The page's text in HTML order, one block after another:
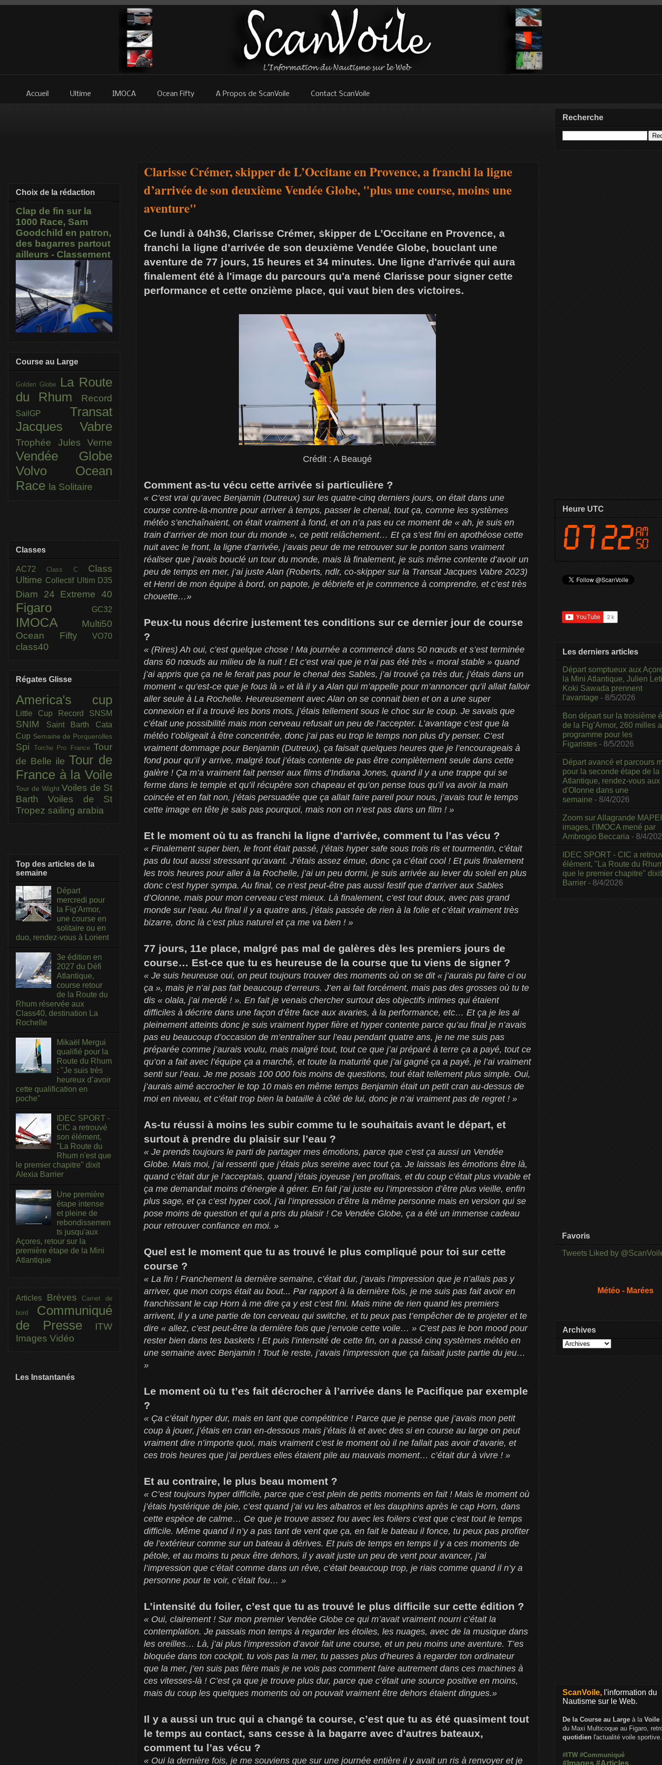
Accueil Ultime IMOCA Ocean Fifty A Propos de ScanVoile Contact ScanVoile
Clarisse Crémer, skipper de L’Occitane en Provence, a franchi la ligne
d’arrivée de son deuxième Vendée Globe, "plus une course, moins une
aventure"
Ce lundi à 04h36, Clarisse Crémer, skipper de L’Occitane en Provence, a
franchi la ligne d’arrivée de son deuxième Vendée Globe, bouclant une
aventure de 77 jours, 15 heures et 34 minutes. Une ligne d'arrivée qui aura
finalement été à l'image du parcours qu'a mené Clarisse pour signer cette
performance et cette onzième place, qui vaut bien des victoires.
Crédit : A Beaugé
Comment as-tu vécu cette arrivée si particulière ?
« C’est vrai qu’avec Benjamin (Dutreux) sur les quatre-cinq derniers jours, on était dans une
course contre-la-montre pour arriver à temps, passer le chenal, tout ça, comme les systèmes
météo s’enchaînaient, on était vraiment à fond, et on n’a pas eu ce moment de « ah, je suis en
train d’arriver de mon tour du monde », ce petit relâchement… Et ça s’est fini en apothéose cette
nuit avec le front, la ligne d’arrivée, j’avais peur de me retrouver sur le ponton sans vraiment
réaliser que j’avais bouclé un tour du monde, mais là finalement, je suis même contente d’avoir un
peu de temps en mer, j’ai juste Alan (Roberts, ndlr, co-skipper sur la Transat Jacques Vabre 2023)
et Henri de mon équipe à bord, on papote, je débriefe et je commence à comprendre, et c’est très
chouette…»
Peux-tu nous décrire justement tes conditions sur ce dernier jour de course
?
« (Rires) Ah oui, c’est quelque chose ! Ma journée a commencé dans 50 nœuds et s’est terminée
dans 60 nœuds au milieu de la nuit ! Et c’est vrai que je n’ai pas été très « moral stable » quand
j’ai appris que ça ne le ferait pas pour le chenal des Sables, j’ai trouvé ça très dur, j’étais dans un
moment « qu’est-ce que je fous là » et là il y a Alan qui m’appelle pour m’annoncer qu’il allait falloir
aller seule à La Rochelle. Heureusement avec Alan on se connait bien et on a une super
connexion et il a trouvé les bons mots, j’étais tellement sous le choc sur le coup. Je savais que
c’était une possibilité mais mon cerveau refusait un peu de l’accepter. L’avantage c’est que la
météo t’obligeait à être concentrée, donc j’ai pas eu trop le temps non plus d’y penser. C’est
vraiment dommage pour Benjamin (Dutreux), ça faisait quelques heures que je l’encourageais à
fond pour qu’il y arrive, malgré tout j’étais contente de pas être complètement seule dans cette
galère ! Ça m’a vraiment fait penser aux films d’Indiana Jones, quand il y a une trappe qui se
ferme dans le temple et qu’il récupère son chapeau et qu’on pense tous qu’il va avoir la main
coincée et en fait non, j’étais persuadée que ça allait faire pareil pour nous, j’avais tout le temps
cette image en tête je sais pas pourquoi, mais non on n’est pas dans un film ! »
Et le moment où tu as franchi la ligne d’arrivée, comment tu l’as vécu ?
« Finalement super bien, le front était passé, j’étais hyper safe sous trois ris et tourmentin, c’était
pas du tout aussi stressant qu’avant. J’étais assez émue, donc ça c’était cool ! Et puis finalement
les trois heures pour aller à la Rochelle, j’ai un peu dormi, je suis arrivée au lever du soleil en plus
donc c’est hyper sympa. Au final, ce n’est peut-être pas aussi festif que d’arriver aux Sables
d’Olonne, mais pour mon cerveau c’est mieux. Là finalement, c’est tout doux, avec pas grand
monde sur l’eau. Au final il y a quatre ans, j’étais passée de rien à la folie et c’était vraiment très
bizarre, donc là c’est plus naturel et ça me va bien ! »
77 jours, 11e place, malgré pas mal de galères dès les premiers jours de
course… Est-ce que tu es heureuse de la course que tu viens de signer ?
« Je suis heureuse oui, on peut toujours trouver des moments où on se dit « j’aurais pu faire ci ou
ça », mais je n’ai pas fait beaucoup d’erreurs. J’en ai fait forcément, mais pas des grosses où tu te
dis « olala, j’ai merdé ! ». En fait je venais chercher surtout des objectifs intimes qui étaient
difficiles à décrire dans une façon d’être face aux avaries, à la performance, etc… Et ça je les ai
pleinement atteints donc je suis vraiment hyper fière et hyper contente parce qu’au final je n’avais
pas eu beaucoup d’occasion de m’entraîner sur l’eau pendant quatre ans, je ne me suis pas
préparée comme j’aurais voulu, mais malgré tout, tout ce que j’ai préparé à terre ça a payé, tout ce
qu’on a fait avec l’équipe ça a marché, et toute la maturité que j’ai gagné ça a payé, je l’ai vraiment
senti sur l’eau. Je me posais 100 000 fois moins de questions, tout était tellement plus simple. Oui,
j’aurais aimé accrocher le top 10 mais en même temps Benjamin était un petit cran au-dessus de
moi en niveau, et c’était trop bien la bataille à côté de lui, donc je n’ai vraiment pas de regret ! »
As-tu réussi à moins les subir comme tu le souhaitais avant le départ, et
surtout à prendre du plaisir sur l’eau ?
« Je prends toujours le parti de partager mes émotions, parce que c’est ça aussi un Vendée
Globe. Mais moi, j’ai ressenti que j’étais plus sereine avec tout ça. Je laissais les émotions être là,
quand c’était dur je l’acceptais, quand j’étais joyeuse j’en profitais, et du coup c’était plus vivable et
ça me demandait moins d’énergie à gérer. En fait j’ai juste eu l’impression d’être plus vieille, enfin
plus sage, et ça c’est hyper cool, j’ai l’impression d’être la même personne mais en version qui se
pose moins de question et qui a pris du plaisir ! Ce Vendée Globe, ça a été un immense cadeau
pour retrouver confiance en moi. »
Quel est le moment que tu as trouvé le plus compliqué pour toi sur cette
course ?
« La fin ! Franchement la dernière semaine, c’était dur, j’avais l’impression que je n’allais pas y
arriver, que mon corps était au bout... Par rapport à la dernière fois, je me suis pas fait avoir en
franchissant le cap Horn à me dire ça y est c’est fini. Mais mine de rien quand les premiers
arrivent, il y a une partie de ton cerveau qui switche, et tu peux pas t’empêcher de te projeter et te
dire « allez, c’est peut-être la dernière fois que j’envoie cette voile… » C’est pas le bon mood pour
rester bien dans tes baskets ! Et puis l’intensité de cette fin, on a passé cinq systèmes météo en
une semaine avec Benjamin ! Tout le reste, j’avais l’impression que ça faisait juste partie du jeu…
»
Le moment où tu t’es fait décrocher à l’arrivée dans le Pacifique par exemple
?
« Ça c’était hyper dur, mais en tant que compétitrice ! Parce que je pense que j’avais mon petit
coup à jouer, j’étais en cran en-dessous mais j’étais là et avec des si en course au large on peut
vraiment dire n’importe quoi, mais vraiment c’est le moment où il ne fallait pas avoir d’avarie, et
ces trois heures que j’ai perdues elles étaient pile au mauvais moment… c’était dur à vivre ! »
Et au contraire, le plus beau moment ?
« C’est toujours hyper difficile, parce que c’est plein de petits moments en fait ! Mais le moment où
j’étais hystérique de joie, c’est quand j’ai vu les albatros et les dauphins après le cap Horn, dans
cette espèce de calme… Ce que je trouve assez fou avec les foilers c’est que c’est tout le temps
difficile. Même quand il n’y a pas tant de vent que ça, en fait le bateau il fonce, tu peux pas profiter
de l’extérieur comme sur un bateau à dérives. Et puis de temps en temps il y a ces moments de
pétole, et au moins tu peux être dehors, il y avait juste un peu de vent pour avancer, j’ai
l’impression que c’était comme dans un rêve, c’était beaucoup trop, je riais comme quand il n’y a
personne pour te voir, c’était fou… »
L’intensité du foiler, c’est que tu as trouvé le plus difficile sur cette édition ?
« Oui, clairement ! Sur mon premier Vendée Globe ce qui m’avait vraiment nourri c’était la
contemplation. Je passais mon temps à regarder les étoiles, les nuages, avec de la musique dans
les oreilles… Là, j’ai plus l’impression d’avoir fait une course, et un peu moins une aventure. T’es
bloquée dans ton cockpit, tu vois pas la mer, tu passes plus d’heures à regarder ton ordinateur
que la mer, j’en suis pas fière mais je ne vois pas comment faire autrement dans ces machines à
ces vitesses-là ! C’est ça que je trouve plus dur, parce que c’était une source positive en moins,
mais du coup les quelques moments où on pouvait vraiment être dehors étaient dingues.»
Il y a aussi un truc qui a changé ta course, c’est que tu as été quasiment tout
le temps au contact, sans cesse à la bagarre avec d’autres bateaux,
comment tu l’as vécu ?
« Oui la dernière fois, je me souviens que sur une journée entière il y avait un ris à renvoyer et je
Choix de la rédaction
Clap de fin sur la
1000 Race, Sam
Goodchild en patron,
des bagarres partout
ailleurs - Classement
Course au Large
Golden Globe
La Route
du Rhum
Record
SailGP Transat
Jacques Vabre
Trophée Jules Verne
Vendée Globe
Volvo Ocean
Race la Solitaire
Classes
AC72Class C Class
Ultime Collectif Ultim D35
Diam 24 Extreme 40
Figaro GC32
IMOCA
Multi50
Ocean Fifty
VO70
class40
Régates Glisse
America's cup
Little Cup Record SNSM
SNIM
Saint Barth Cata
Cup Semaine de Porquerolles
Spi Torche Pro France Tour
de Belle ile Tour de
France à la Voile
Tour de Wight Voiles de St
BarthVoiles de St
Tropez sailing arabia
Top des articles de la
semaine
Départ
mercredi pour
la Fig'Armor,
une course en
solitaire ou en
duo, rendez-vous à Lorient
3e édition en
2027 du Défi
Atlantique,
course retour
de la Route du
Rhum réservée aux
Class40, destination La
Rochelle
Mikaël Mergui
qualifié pour la
Route du Rhum
: "Je suis très
heureux d’avoir
cette qualification en
poche"
IDEC SPORT -
CIC a retrouvé
son élément,
"La Route du
Rhum n'est que
le premier chapitre" dixit
Alexia Barrier
Une première
étape intense
et pleine de
rebondissemen
ts jusqu'aux
Açores, retour sur la
première étape de la Mini
Atlantique
Articles BrèvesCarnet de
bord Communiqué
de Presse
ITW
Images Vidéo
Les Instantanés
Recherche
Heure UTC
Les derniers articles
Départ somptueux aux
la Mini Atlantique, Julien
Koki Sawada prennent
l'avantage - 8/5/2026
Bon départ sur la troisième
de la Fig’Armor, 260 milles
programme pour les
Figaristes - 8/5/2026
Départ avancé et parcours
pour la seconde étape de la
Atlantique, rendez-vous
d'Olonne dans une
semaine - 8/4/2026
Zoom sur Allagrande
images, l'IMOCA mené par
Ambrogio Beccaria - 8/4/
IDEC SPORT - CIC a
élément, "La Route du
que le premier chapitre"
Barrier - 8/4/2026
Favoris
Tweets Liked by
Météo - Marées
Archives
ScanVoile, l'information du
Nautisme sur le Web.
De la Course au Large à la Voile
du Maxi Multicoque au Figaro,
quotidien l'actualité voile sportive.
#ITW #Communiqué
#Images #Articles